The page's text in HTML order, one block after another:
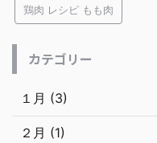
鶏肉 レシピ もも肉
カテゴリー
１月 (3)
２月 (1)